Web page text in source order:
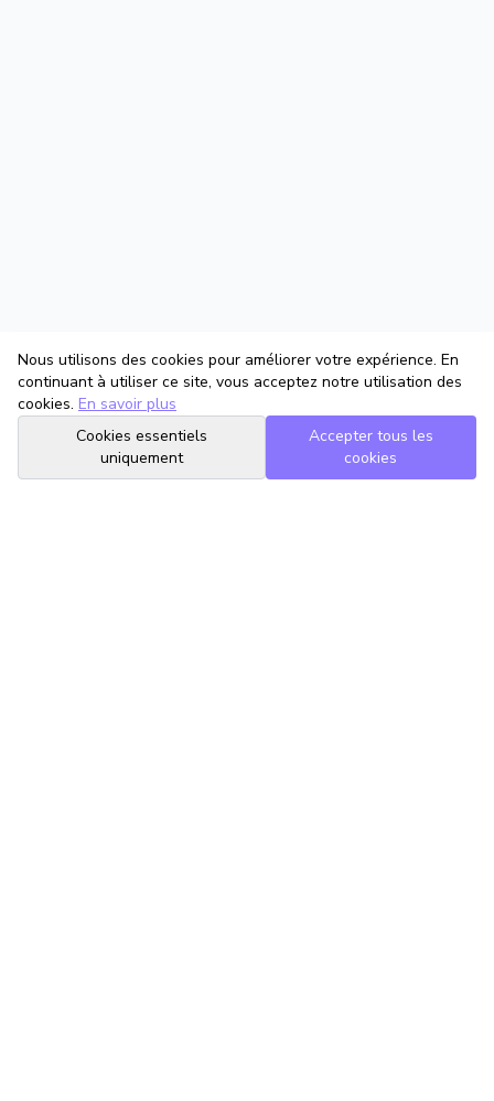
Nous utilisons des cookies pour améliorer votre expérience. En
continuant à utiliser ce site, vous acceptez notre utilisation des
cookies. En savoir plus
Cookies essentiels
uniquement
Accepter tous les
cookies